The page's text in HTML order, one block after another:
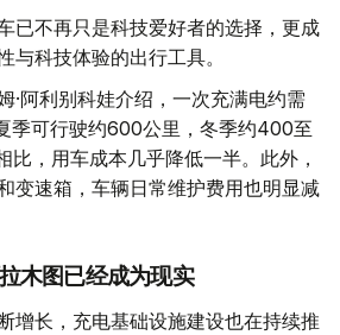
已不再只是科技爱好者的选择，更成
与科技体验的出行工具。
·阿利别科娃介绍，一次充满电约需
季可行驶约600公里，冬季约400至
比，用车成本几乎降低一半。此外，
变速箱，车辆日常维护费用也明显减
木图已经成为现实
增长，充电基础设施建设也在持续推